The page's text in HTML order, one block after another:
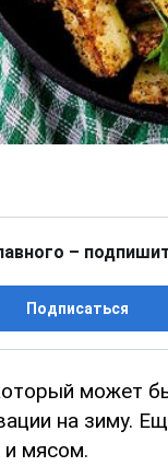
–
Подписаться
может
на зиму.
мясом.